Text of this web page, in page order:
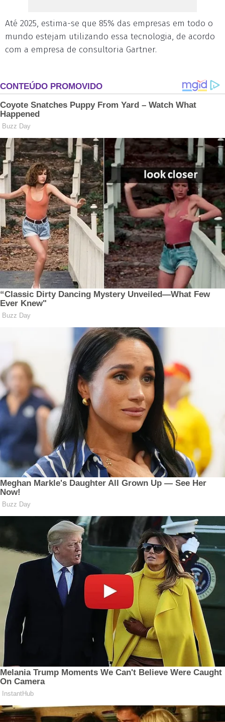
Até 2025, estima-se que 85% das empresas em todo o
mundo estejam utilizando essa tecnologia, de acordo
com a empresa de consultoria Gartner.